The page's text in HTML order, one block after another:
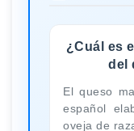
¿Cuál es
del
El queso
español
oveja de